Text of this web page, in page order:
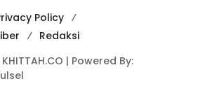
Policy
Redaksi
| Powered By: